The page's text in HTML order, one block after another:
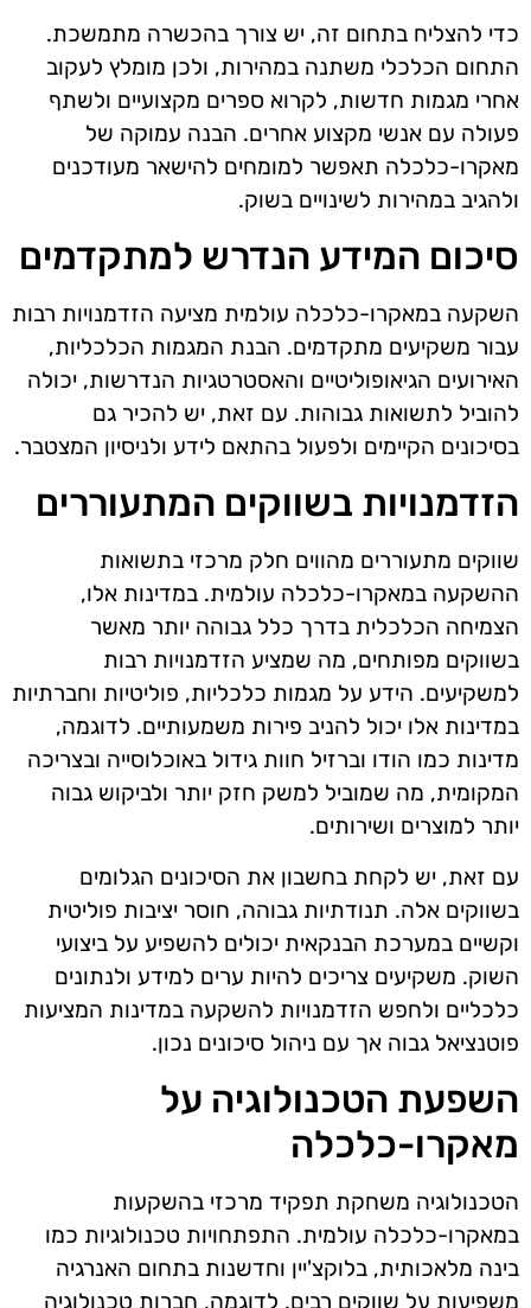
כדי להצליח בתחום זה, יש צורך בהכשרה מתמשכת.
התחום הכלכלי משתנה במהירות, ולכן מומלץ לעקוב
אחרי מגמות חדשות, לקרוא ספרים מקצועיים ולשתף
פעולה עם אנשי מקצוע אחרים. הבנה עמוקה של
מאקרו-כלכלה תאפשר למומחים להישאר מעודכנים
ולהגיב במהירות לשינויים בשוק.
סיכום המידע הנדרש למתקדמים
השקעה במאקרו-כלכלה עולמית מציעה הזדמנויות רבות
עבור משקיעים מתקדמים. הבנת המגמות הכלכליות,
האירועים הגיאופוליטיים והאסטרטגיות הנדרשות, יכולה
להוביל לתשואות גבוהות. עם זאת, יש להכיר גם
בסיכונים הקיימים ולפעול בהתאם לידע ולניסיון המצטבר.
הזדמנויות בשווקים המתעוררים
שווקים מתעוררים מהווים חלק מרכזי בתשואות
ההשקעה במאקרו-כלכלה עולמית. במדינות אלו,
הצמיחה הכלכלית בדרך כלל גבוהה יותר מאשר
בשווקים מפותחים, מה שמציע הזדמנויות רבות
למשקיעים. הידע על מגמות כלכליות, פוליטיות וחברתיות
במדינות אלו יכול להניב פירות משמעותיים. לדוגמה,
מדינות כמו הודו וברזיל חוות גידול באוכלוסייה ובצריכה
המקומית, מה שמוביל למשק חזק יותר ולביקוש גבוה
יותר למוצרים ושירותים.
עם זאת, יש לקחת בחשבון את הסיכונים הגלומים
בשווקים אלה. תנודתיות גבוהה, חוסר יציבות פוליטית
וקשיים במערכת הבנקאית יכולים להשפיע על ביצועי
השוק. משקיעים צריכים להיות ערים למידע ולנתונים
כלכליים ולחפש הזדמנויות להשקעה במדינות המציעות
פוטנציאל גבוה אך עם ניהול סיכונים נכון.
השפעת הטכנולוגיה על
מאקרו-כלכלה
הטכנולוגיה משחקת תפקיד מרכזי בהשקעות
במאקרו-כלכלה עולמית. התפתחויות טכנולוגיות כמו
בינה מלאכותית, בלוקצ'יין וחדשנות בתחום האנרגיה
משפיעות על שווקים רבים. לדוגמה, חברות טכנולוגיה